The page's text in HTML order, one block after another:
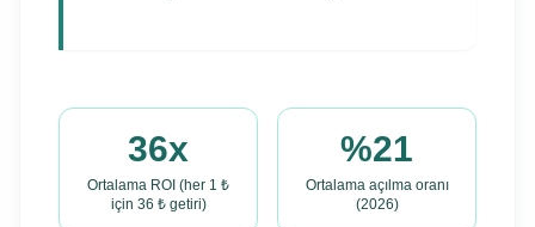
36x
Ortalama ROI (her 1 ₺
için 36 ₺ getiri)
%21
Ortalama açılma oranı
(2026)